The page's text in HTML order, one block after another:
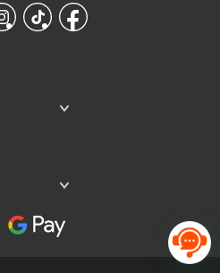
TikTokFacebook